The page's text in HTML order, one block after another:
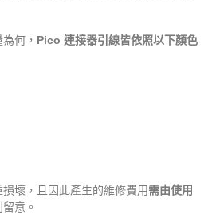
何， Pico 連接器引線皆依照以下顏色
壞，且因此產生的維修費用需由使用
意。